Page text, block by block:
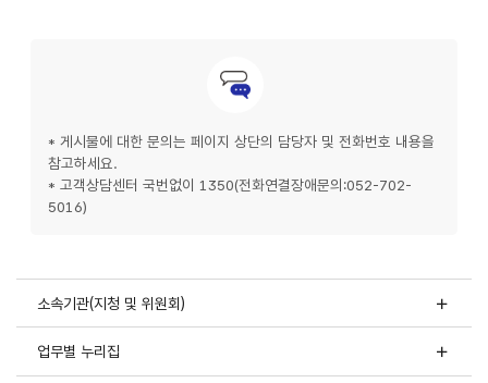
* 게시물에 대한 문의는 페이지 상단의 담당자 및 전화번호 내용을
참고하세요.
* 고객상담센터 국번없이 1350(전화연결장애문의:052-702-
5016)
소속기관(지청 및 위원회)
업무별 누리집